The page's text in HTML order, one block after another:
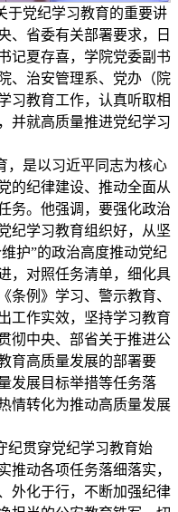
于党纪学习教育的重要讲
、省委有关部署要求，日
记夏存喜，学院党委副书
、治安管理系、党办（院
习教育工作，认真听取相
并就高质量推进党纪学习
，是以习近平同志为核心
的纪律建设、推动全面从
务。他强调，要强化政治
纪学习教育组织好，从坚
护”的政治高度推动党纪
，对照任务清单，细化具
条例》学习、警示教育、
工作实效，坚持学习教育
彻中央、部省关于推进公
育高质量发展的部署要
发展目标举措等任务落
情转化为推动高质量发展
纪贯穿党纪学习教育始
推动各项任务落细落实，
外化于行，不断加强纪律